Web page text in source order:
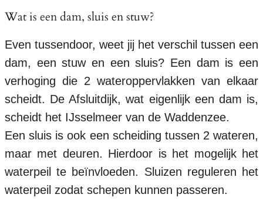
Wat is een dam, sluis en stuw?
Even tussendoor, weet jij het verschil tussen een
dam, een stuw en een sluis? Een dam is een
verhoging die 2 wateroppervlakken van elkaar
scheidt. De Afsluitdijk, wat eigenlijk een dam is,
scheidt het IJsselmeer van de Waddenzee.
Een sluis is ook een scheiding tussen 2 wateren,
maar met deuren. Hierdoor is het mogelijk het
waterpeil te beïnvloeden. Sluizen reguleren het
waterpeil zodat schepen kunnen passeren.